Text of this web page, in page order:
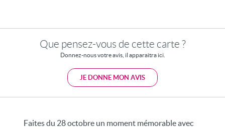
Que pensez-vous de cette carte ?
Donnez-nous votre avis, il apparaitra ici.
JE DONNE MON AVIS
Faites du 28 octobre un moment mémorable avec